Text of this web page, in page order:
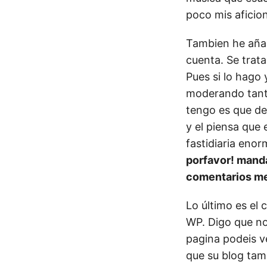
poco mis
Tambien he
cuenta. Se
Pues si lo
moderando
tengo es que
y el piensa que
fastidiaria
porfavor!
comentarios
Lo último es el
WP. Digo que
pagina podeis
que su blog